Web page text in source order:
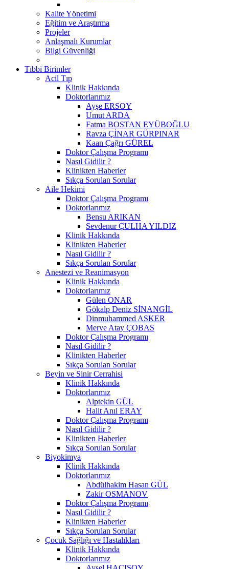
Kalite Yönetimi
Eğitim ve Araştırma
Projeler
Anlaşmalı Kurumlar
Bilgi Güvenliği
Tıbbi Birimler
Acil Tıp
Klinik Hakkında
Doktorlarımız
Ayşe ERSOY
Umut ARDA
Fatma BOSTAN EYÜBOĞLU
Ravza ÇİNAR GÜRPINAR
Kaan Çağrı GÜREL
Doktor Çalışma Programı
Nasıl Gidilir ?
Klinikten Haberler
Sıkça Sorulan Sorular
Aile Hekimi
Doktor Çalışma Programı
Doktorlarımız
Bensu ARIKAN
Sevdenur ÇULHA YILDIZ
Klinik Hakkında
Klinikten Haberler
Nasıl Gidilir ?
Sıkça Sorulan Sorular
Anestezi ve Reanimasyon
Klinik Hakkında
Doktorlarımız
Gülen ONAR
Gökalp Deniz SİNANGİL
Dinmuhammed ASKER
Merve Atay ÇOBAS
Doktor Çalışma Programı
Nasıl Gidilir ?
Klinikten Haberler
Sıkça Sorulan Sorular
Beyin ve Sinir Cerrahisi
Klinik Hakkında
Doktorlarımız
Alptekin GÜL
Halit Anıl ERAY
Doktor Çalışma Programı
Nasıl Gidilir ?
Klinikten Haberler
Sıkça Sorulan Sorular
Biyokimya
Klinik Hakkında
Doktorlarımız
Abdülhakim Hasan GÜL
Zakir OSMANOV
Doktor Çalışma Programı
Nasıl Gidilir ?
Klinikten Haberler
Sıkça Sorulan Sorular
Çocuk Sağlığı ve Hastalıkları
Klinik Hakkında
Doktorlarımız